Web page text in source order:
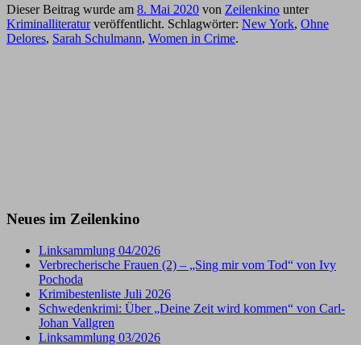
Dieser Beitrag wurde am 8. Mai 2020 von Zeilenkino unter
Kriminalliteraturveröffentlicht. Schlagwörter: New York, Ohne
Delores, Sarah Schulmann, Women in Crime.
Neues im Zeilenkino
Linksammlung 04/2026
Verbrecherische Frauen (2) – „Sing mir vom Tod“ von Ivy
Pochoda
Krimibestenliste Juli 2026
Schwedenkrimi: Über „Deine Zeit wird kommen“ von Carl-
Johan Vallgren
Linksammlung 03/2026